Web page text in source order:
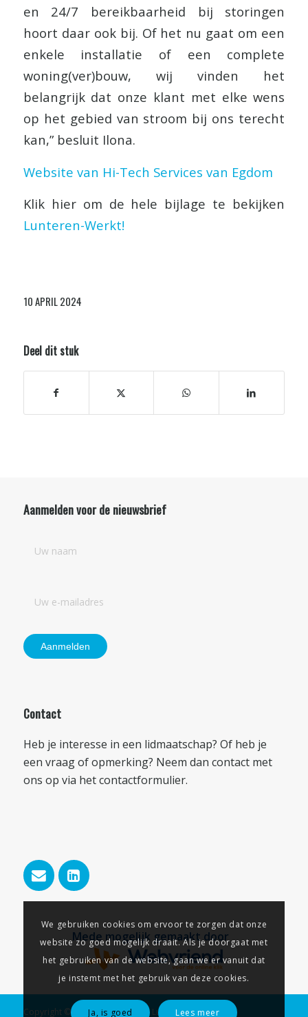
en 24/7 bereikbaarheid bij storingen
hoort daar ook bij. Of het nu gaat om een
enkele installatie of een complete
woning(ver)bouw, wij vinden het
belangrijk dat onze klant met elke wens
op het gebied van stroom bij ons terecht
kan,” besluit Ilona.
Website van Hi-Tech Services van Egdom
Klik hier om de hele bijlage te bekijken
Lunteren-Werkt!
10 APRIL 2024
Deel dit stuk
Aanmelden voor de nieuwsbrief
Contact
Heb je interesse in een lidmaatschap? Of heb je
een vraag of opmerking? Neem dan contact met
ons op via hetcontactformulier.
Mede mogelijk gemaakt door
Copyright © 2026 - Businessclub Lunteren
We gebruiken cookies om ervoor te zorgen dat onze
website zo goed mogelijk draait. Als je doorgaat met
het gebruiken van de website, gaan we er vanuit dat
je instemt met het gebruik van deze cookies.
Ja, is goed Lees meer